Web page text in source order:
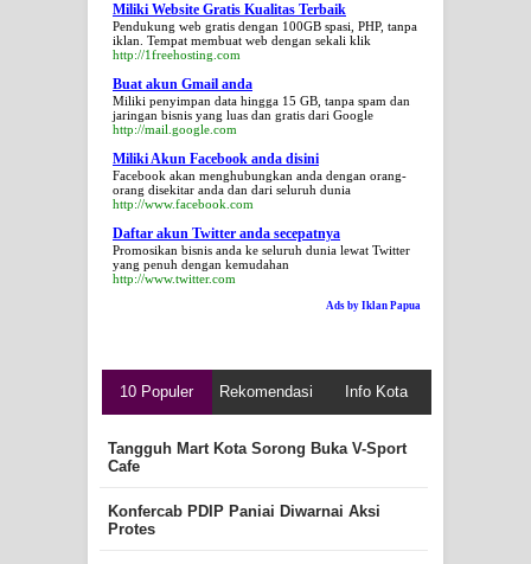
Miliki Website Gratis Kualitas Terbaik
Pendukung web gratis dengan 100GB spasi, PHP, tanpa
iklan. Tempat membuat web dengan sekali klik
http://1freehosting.com
Buat akun Gmail anda
Miliki penyimpan data hingga 15 GB, tanpa spam dan
jaringan bisnis yang luas dan gratis dari Google
http://mail.google.com
Miliki Akun Facebook anda disini
Facebook akan menghubungkan anda dengan orang-
orang disekitar anda dan dari seluruh dunia
http://www.facebook.com
Daftar akun Twitter anda secepatnya
Promosikan bisnis anda ke seluruh dunia lewat Twitter
yang penuh dengan kemudahan
http://www.twitter.com
Ads by Iklan Papua
10 Populer Rekomendasi Info Kota
Tangguh Mart Kota Sorong Buka V-Sport
Cafe
Konfercab PDIP Paniai Diwarnai Aksi
Protes